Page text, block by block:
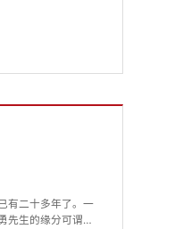
有二十多年了。一
先生的缘分可谓是